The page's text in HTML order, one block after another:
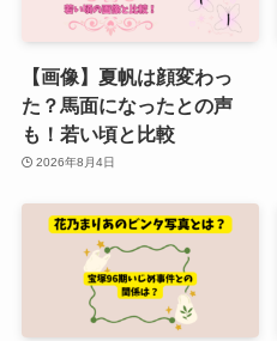
【画像】夏帆は顔変わっ
た？馬面になったとの声
も！若い頃と比較
2026年8月4日